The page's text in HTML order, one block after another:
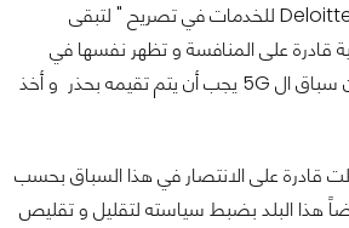
Littmann مالك شركة Deloitte للخدمات في تصريح " لتبقى
قادرة على المنافسة و تظهر نفسها في
النهاية على أنها القائد فإن سباق ال 5G يجب أن يتم تقيمه بحذر و أخذ
قادرة على الانتصار في هذا السباق بحسب
هذا البلد بضبط سياسته لتقليل و تقليص